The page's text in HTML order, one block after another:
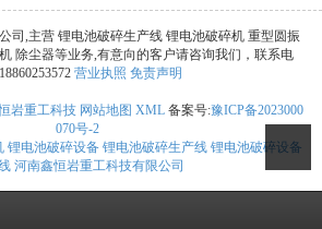
司,主营 锂电池破碎生产线 锂电池破碎机 重型圆振
除尘器等业务,有意向的客户请咨询我们，联系电
营业执照 免责声明
岩重工科技 网站地图 XML备案号:豫ICP备2023000
070号-2
锂电池破碎设备 锂电池破碎生产线 锂电池破碎设备
河南鑫恒岩重工科技有限公司